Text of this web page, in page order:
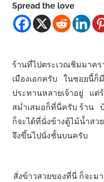
Spread the love
ร้านที่ไปตระเวณชิมมาค
เมืองเอกครับ ในซอยนี้ก็
ประทานหลายเจ้าอยู่ แต่
สม่ำเสมอก็ที่นี่ครับ ร้าน
ก็จะได้ที่นั่งข้างตู้ไม้น้ำสว
จึงขึ้นไปนั่งชั้นบนครับ
สั่งข้าวสวยของที่นี่ ก็จะม